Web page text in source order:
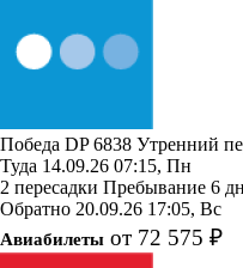
Победа DP 6838 Утренний
Туда 14.09.26 07:15, Пн
2 пересадки Пребывание 6
Обратно 20.09.26 17:05, Вс
Авиабилеты от 72 575 ₽